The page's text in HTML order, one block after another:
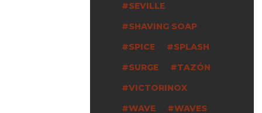
SEVILLE
SHAVING SOAP
SPICE
SPLASH
SURGE
TAZÓN
VICTORINOX
WAVE
WAVES